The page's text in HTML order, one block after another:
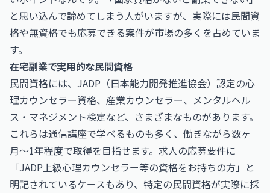
と思い込んで諦めてしまう人がいますが、実際には民間資
格や無資格でも応募できる案件が市場の多くを占めていま
す。
在宅副業で実用的な民間資格
民間資格には、JADP（日本能力開発推進協会）認定の心
理カウンセラー資格、産業カウンセラー、メンタルヘル
ス・マネジメント検定など、さまざまなものがあります。
これらは通信講座で学べるものも多く、働きながら数ヶ
月〜1年程度で取得を目指せます。求人の応募要件に
「JADP上級心理カウンセラー等の資格をお持ちの方」と
明記されているケースもあり、特定の民間資格が実際に採